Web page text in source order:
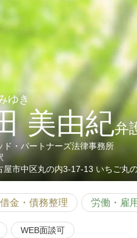
ゆき
美由紀弁
ド・パートナーズ法律事務所
屋市中区丸の内3-17-13 いちご丸
借金・債務整理 労働・雇用
WEB面談可